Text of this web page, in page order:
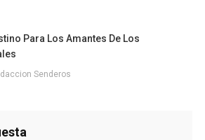
Para Los Amantes De Los
Senderos